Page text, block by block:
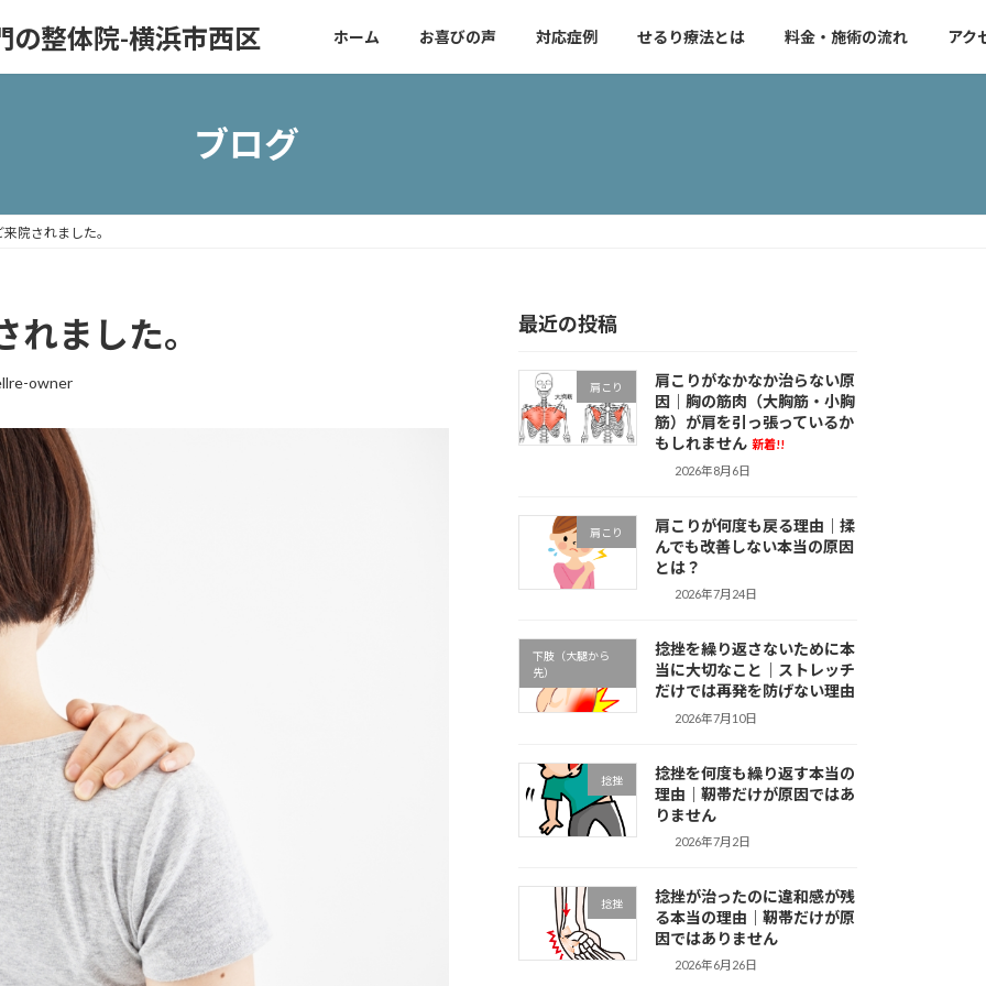
の整体院-横浜市西区 ホーム お喜びの声 対応症例 せるり療法とは 料金・施術の流れ アク
ブログ
院されました。
ました。
owner
最近の投稿
肩こり
肩こりがなかなか治らない原
因｜胸の筋肉（大胸筋・小胸
筋）が肩を引っ張っているか
もしれません 新着!!
2026年8月6日
肩こり
肩こりが何度も戻る理由｜揉
んでも改善しない本当の原因
とは？
2026年7月24日
下肢（大腿から
先）
捻挫を繰り返さないために本
当に大切なこと｜ストレッチ
だけでは再発を防げない理由
2026年7月10日
捻挫
捻挫を何度も繰り返す本当の
理由｜靭帯だけが原因ではあ
りません
2026年7月2日
捻挫
捻挫が治ったのに違和感が残
る本当の理由｜靭帯だけが原
因ではありません
2026年6月26日